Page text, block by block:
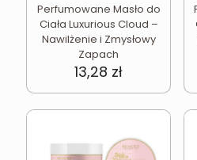
Perfumowane Masło do
Ciała Luxurious Cloud –
Nawilżenie i Zmysłowy
Zapach
13,28 zł